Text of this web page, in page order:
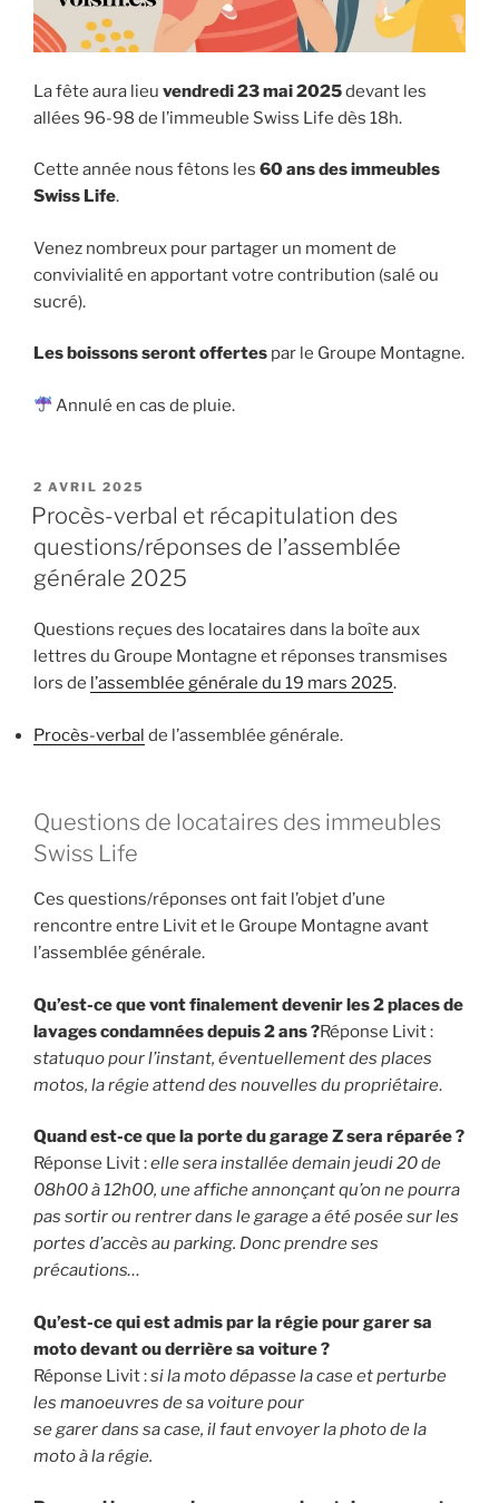
La fête aura lieu vendredi 23 mai 2025devant les
allées 96-98 de l’immeuble Swiss Life dès 18h.
Cette année nous fêtons les 60 ans des immeubles
Swiss Life.
Venez nombreux pour partager un moment de
convivialité en apportant votre contribution (salé ou
sucré).
Les boissons seront offertes par le Groupe Montagne.
Annulé en cas de pluie.
PUBLIÉ
LE
2 AVRIL 2025
Procès-verbal et récapitulation des
questions/réponses de l’assemblée
générale 2025
Questions reçues des locataires dans la boîte aux
lettres du Groupe Montagne et réponses transmises
lors de l’assemblée générale du 19 mars 2025.
Procès-verbal de l’assemblée générale.
Questions de locataires des immeubles
Swiss Life
Ces questions/réponses ont fait l’objet d’une
rencontre entre Livit et le Groupe Montagne avant
l’assemblée générale.
Qu’est-ce que vont finalement devenir les 2 places de
lavages condamnées depuis 2 ans ?Réponse Livit :
statuquo pour l’instant, éventuellement des places
motos, la régie attend des nouvelles du propriétaire.
Quand est-ce que la porte du garage Z sera réparée ?
Réponse Livit :elle sera installée demain jeudi 20 de
08h00 à 12h00, une affiche annonçant qu’on ne pourra
pas sortir ou rentrer dans le garage a été posée sur les
portes d’accès au parking. Donc prendre ses
précautions…
Qu’est-ce qui est admis par la régie pour garer sa
moto devant ou derrière sa voiture ?
Réponse Livit :si la moto dépasse la case et perturbe
les manoeuvres de sa voiture pour
se garer dans sa case, il faut envoyer la photo de la
moto à la régie.